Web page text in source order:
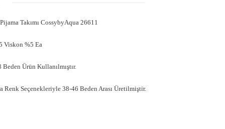
Takımı CossybyAqua 26611
Viskon %5 Ea
Ürün Kullanılmıştır.
Renk Seçenekleriyle 38-46 Beden Arası Üretilmiştir.